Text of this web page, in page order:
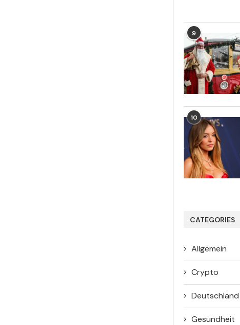
9
10
CATEGORIES
Allgemein
Crypto
Deutschland
Gesundheit